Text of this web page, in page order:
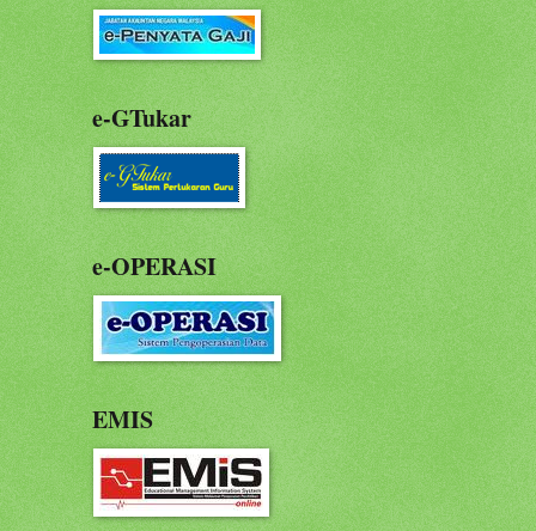
e-GTukar
e-OPERASI
EMIS